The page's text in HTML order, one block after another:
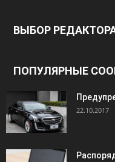
ВЫБОР
ПОПУЛЯРНЫЕ
22.10.2017